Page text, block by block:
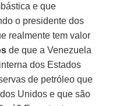
e que
o presidente dos
realmente tem valor
de que a Venezuela
dos Estados
de petróleo que
Unidos e que são